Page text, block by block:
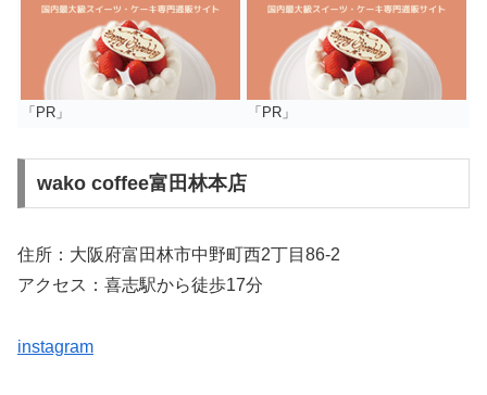
「PR」 「PR」
wako coffee富田林本店
住所：大阪府富田林市中野町西2丁目86-2
アクセス：喜志駅から徒歩17分
instagram